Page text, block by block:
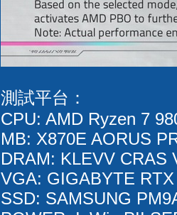
測試平台：
CPU: AMD Ryzen 7
MB: X870E AORUS
DRAM: KLEVV CRAS
VGA: GIGABYTE
SSD: SAMSUNG